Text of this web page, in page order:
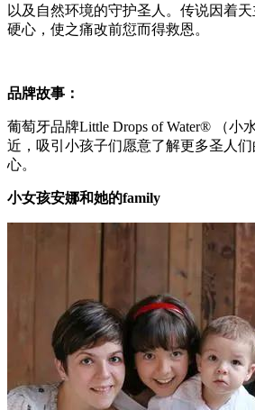
以及自然环境的守护圣人。传说因着
硬心，使之痛改前愆而得救恩。
品牌故事：
葡萄牙品牌Little Drops of Water® （
近，吸引小孩子们愿意了解更多圣人
心。
小女孩安娜和她的family